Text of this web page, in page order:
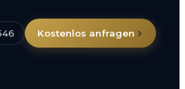
Kostenlos anfragen